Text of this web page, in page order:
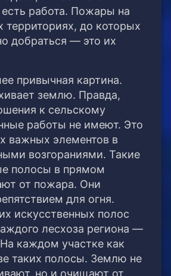
есть работа. Пожары на
территориях, до которых
добраться — это их
привычная картина.
землю. Правда,
к сельскому
работы не имеют. Это
важных элементов в
возгораниями. Такие
полосы в прямом
от пожара. Они
для огня.
искусственных полос
лесхоза региона —
каждом участке как
таких полосы. Землю не